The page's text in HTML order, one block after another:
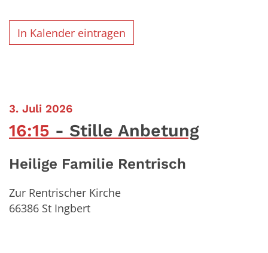
In Kalender eintragen
3. Juli 2026:
16:15 Stille Anbetung
Heilige Familie Rentrisch
Zur Rentrischer Kirche
66386 St Ingbert